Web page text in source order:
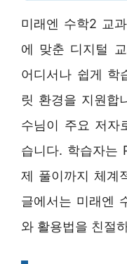
미래엔 수학2 교
에 맞춘 디지털
어디서나 쉽게 학
릿 환경을 지원합
수님이 주요 저자
습니다. 학습자는
제 풀이까지 체계
글에서는 미래엔
와 활용법을 친절